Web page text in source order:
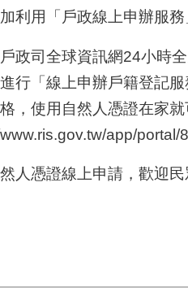
利用「戶政線上申辦服務
政司全球資訊網24小時
行「線上申辦戶籍登記
，使用自然人憑證在家
app/portal/
人憑證線上申請，歡迎民